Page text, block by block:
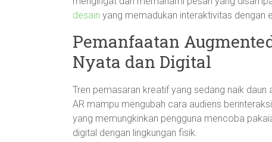
desain yang memadukan interaktivitas dengan
Pemanfaatan
Nyata dan Digital
Tren pemasaran kreatif yang sedang naik
AR mampu mengubah cara audiens
yang memungkinkan pengguna mencoba
digital dengan lingkungan fisik.